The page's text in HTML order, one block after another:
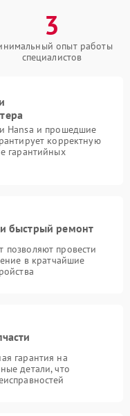
3
опыт работы
специалистов
Hansa и прошедшие
корректную
гарантийных
и быстрый ремонт
провести
в кратчайшие
гарантия на
детали, что